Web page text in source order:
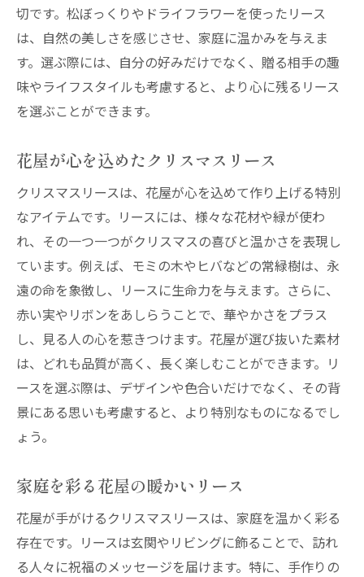
切です。松ぼっくりやドライフラワーを使ったリース
は、自然の美しさを感じさせ、家庭に温かみを与えま
す。選ぶ際には、自分の好みだけでなく、贈る相手の趣
味やライフスタイルも考慮すると、より心に残るリース
を選ぶことができます。
花屋が心を込めたクリスマスリース
クリスマスリースは、花屋が心を込めて作り上げる特別
なアイテムです。リースには、様々な花材や緑が使わ
れ、その一つ一つがクリスマスの喜びと温かさを表現し
ています。例えば、モミの木やヒバなどの常緑樹は、永
遠の命を象徴し、リースに生命力を与えます。さらに、
赤い実やリボンをあしらうことで、華やかさをプラス
し、見る人の心を惹きつけます。花屋が選び抜いた素材
は、どれも品質が高く、長く楽しむことができます。リ
ースを選ぶ際は、デザインや色合いだけでなく、その背
景にある思いも考慮すると、より特別なものになるでし
ょう。
家庭を彩る花屋の暖かいリース
花屋が手がけるクリスマスリースは、家庭を温かく彩る
存在です。リースは玄関やリビングに飾ることで、訪れ
る人々に祝福のメッセージを届けます。特に、手作りの